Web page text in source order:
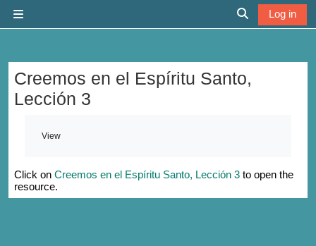
Toggle search
Log in
Creemos en el Espíritu Santo,
Lección 3
View
Click on Creemos en el Espíritu Santo, Lección 3 to open the
resource.